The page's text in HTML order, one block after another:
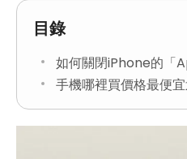
目錄
如何關閉iPhone的「
手機哪裡買價格最便